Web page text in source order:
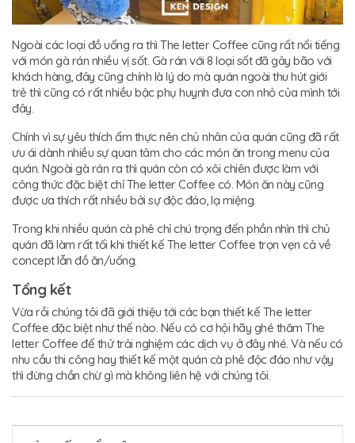
Ngoài các loại đồ uống ra thì The letter Coffee cũng rất nổi tiếng
với món gà rán nhiều vị sốt. Gà rán với 8 loại sốt đã gây bão với
khách hàng, đây cũng chính là lý do mà quán ngoài thu hút giới
trẻ thì cũng có rất nhiều bậc phụ huynh đưa con nhỏ của mình tới
đây.
Chính vì sự yêu thích ẩm thực nên chủ nhân của quán cũng đã rất
ưu ái dành nhiều sự quan tâm cho các món ăn trong menu của
quán. Ngoài gà rán ra thì quán còn có xôi chiên được làm với
công thức đặc biệt chỉ The letter Coffee có. Món ăn này cũng
được ưa thích rất nhiều bởi sự độc đáo, lạ miệng.
Trong khi nhiều quán cà phê chỉ chú trọng đến phần nhìn thì chủ
quán đã làm rất tối khi thiết kế The letter Coffee trọn vẹn cả về
concept lẫn đồ ăn/uống.
Tổng kết
Vừa rồi chúng tôi đã giới thiệu tới các bạn thiết kế The letter
Coffee đặc biệt như thế nào. Nếu có cơ hội hãy ghé thăm The
letter Coffee để thử trải nghiệm các dịch vụ ở đây nhé. Và nếu có
nhu cầu thi công hay thiết kế một quán cà phê độc đáo như vậy
thì đừng chần chừ gì mà không liên hệ với chúng tôi.